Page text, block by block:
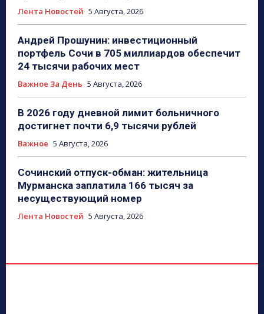
Лента Новостей 5 Августа, 2026
Андрей Прошунин: инвестиционный
портфель Сочи в 705 миллиардов обеспечит
24 тысячи рабочих мест
Важное За День 5 Августа, 2026
В 2026 году дневной лимит больничного
достигнет почти 6,9 тысячи рублей
Важное 5 Августа, 2026
Сочинский отпуск-обман: жительница
Мурманска заплатила 166 тысяч за
несуществующий номер
Лента Новостей 5 Августа, 2026